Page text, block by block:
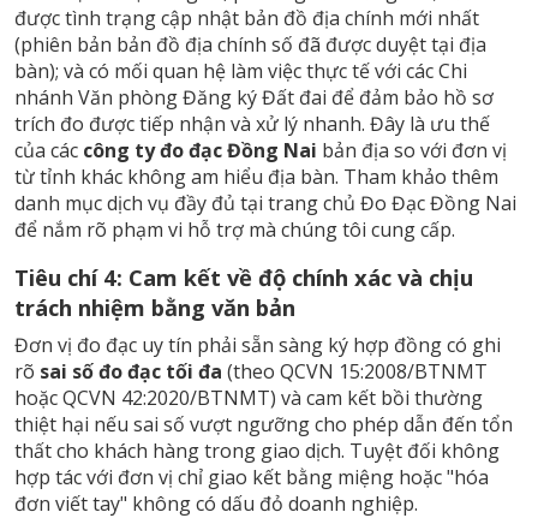
được tình trạng cập nhật bản đồ địa chính mới nhất
(phiên bản bản đồ địa chính số đã được duyệt tại địa
bàn); và có mối quan hệ làm việc thực tế với các Chi
nhánh Văn phòng Đăng ký Đất đai để đảm bảo hồ sơ
trích đo được tiếp nhận và xử lý nhanh. Đây là ưu thế
của các công ty đo đạc Đồng Nai bản địa so với đơn vị
từ tỉnh khác không am hiểu địa bàn. Tham khảo thêm
danh mục dịch vụ đầy đủ tại trang chủ Đo Đạc Đồng Nai
để nắm rõ phạm vi hỗ trợ mà chúng tôi cung cấp.
Tiêu chí 4: Cam kết về độ chính xác và chịu
trách nhiệm bằng văn bản
Đơn vị đo đạc uy tín phải sẵn sàng ký hợp đồng có ghi
rõ sai số đo đạc tối đa (theo QCVN 15:2008/BTNMT
hoặc QCVN 42:2020/BTNMT) và cam kết bồi thường
thiệt hại nếu sai số vượt ngưỡng cho phép dẫn đến tổn
thất cho khách hàng trong giao dịch. Tuyệt đối không
hợp tác với đơn vị chỉ giao kết bằng miệng hoặc "hóa
đơn viết tay" không có dấu đỏ doanh nghiệp.